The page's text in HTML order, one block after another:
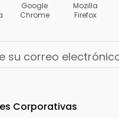
Google
Chrome
Mozilla
Firefox
Corporativas